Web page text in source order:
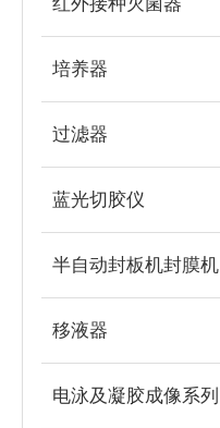
培养器
过滤器
蓝光切胶仪
半自动封板机封膜机
移液器
电泳及凝胶成像系列